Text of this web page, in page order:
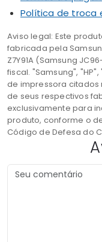
Política de troca
Aviso legal: Este
fabricada pela
Z7Y91A (Samsung
fiscal. "Samsung", "HP",
de impressora
de seus respectivos
exclusivamente para
produto, conforme o
Código de Defesa do